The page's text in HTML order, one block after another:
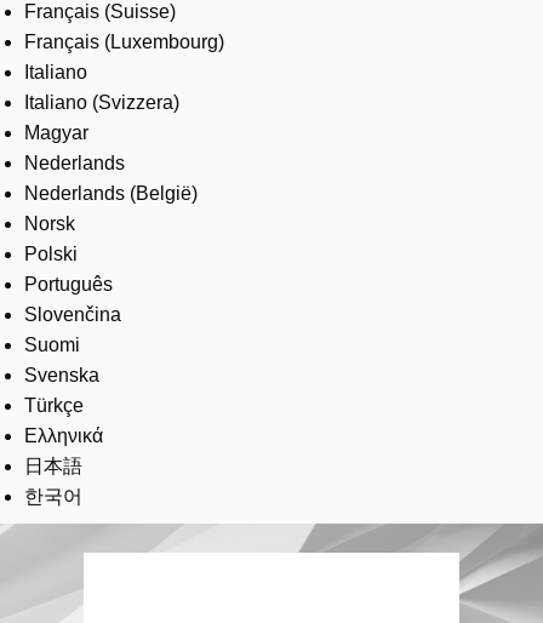
Français (Suisse)
Français (Luxembourg)
Italiano
Italiano (Svizzera)
Magyar
Nederlands
Nederlands (België)
Norsk
Polski
Português
Slovenčina
Suomi
Svenska
Türkçe
Ελληνικά
日本語
한국어